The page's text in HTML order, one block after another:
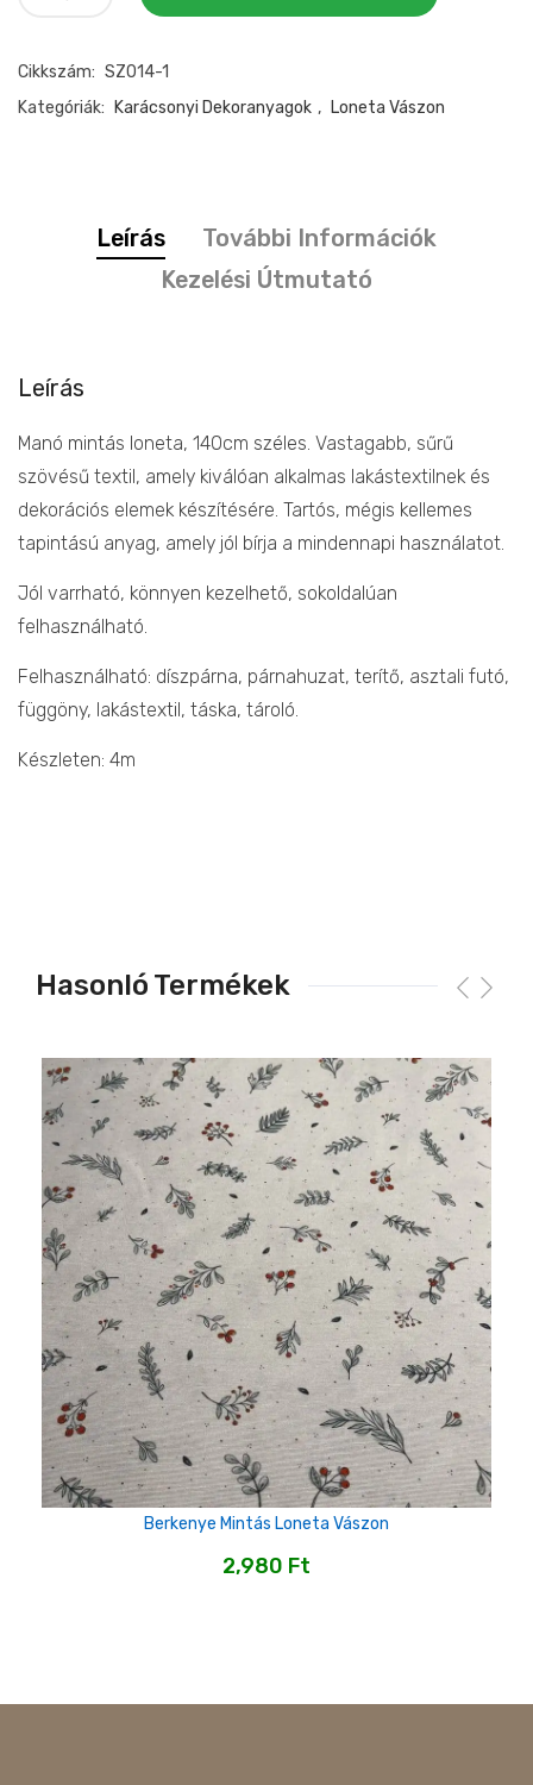
vászon
mennyiség
Cikkszám: SZ014-1
Kategóriák:
Karácsonyi Dekoranyagok , Loneta Vászon
Leírás
További Információk
Kezelési Útmutató
Leírás
Manó mintás loneta, 140cm széles. Vastagabb, sűrű
szövésű textil, amely kiválóan alkalmas lakástextilnek és
dekorációs elemek készítésére. Tartós, mégis kellemes
tapintású anyag, amely jól bírja a mindennapi használatot.
Jól varrható, könnyen kezelhető, sokoldalúan
felhasználható.
Felhasználható: díszpárna, párnahuzat, terítő, asztali futó,
függöny, lakástextil, táska, tároló.
Készleten: 4m
Hasonló Termékek
Berkenye Mintás Loneta Vászon
2,980 Ft